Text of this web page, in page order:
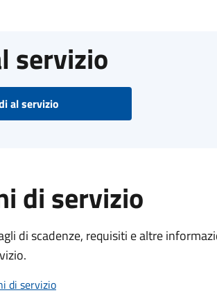
servizio
al servizio
di servizio
di scadenze, requisiti e altre
di servizio